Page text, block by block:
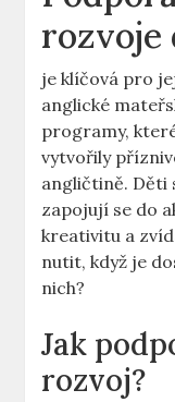
rozvoje
je klíčová pro
anglické
programy,
vytvořily
angličtině. Děti
zapojují se do
kreativitu a
nutit, když je
nich?
Jak
rozvoj?